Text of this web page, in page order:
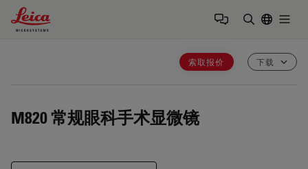
Leica Microsystems Logo
索取报价 下载
M820常规眼科手术显微镜